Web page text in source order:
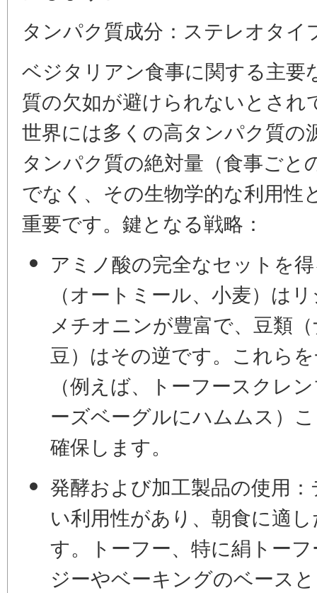
タンパク質成分：ステレオタイ
ベジタリアン食事に関する主要
質の欠如が避けられないとさ
世界には多くの高タンパク質の
タンパク質の絶対量（食事ごと
でなく、その生物学的な利用性
重要です。鍵となる戦略：
アミノ酸の完全なセットを
（オートミール、小麦）は
メチオニンが豊富で、豆類
豆）はその逆です。これら
（例えば、
トーフースクレ
ーズベーグルにハムムス）
確保します。
発酵および加工製品の使用：
い利用性があり、朝食に適
す。トーフー、特に絹トー
ジーやベーキングのベース